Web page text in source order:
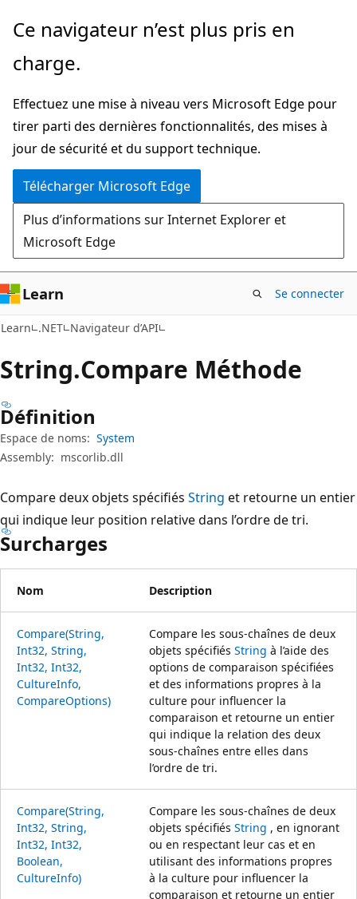
Passer
directement
au
principal
Passer
la
dans
la
page
Ce navigateur n’est plus pris en
charge.
Effectuez une mise à niveau vers Microsoft Edge pour
tirer parti des dernières fonctionnalités, des mises à
jour de sécurité et du support technique.
Télécharger Microsoft Edge
Plus d’informations sur Internet Explorer et
Microsoft Edge
Learn Se connecter
Learn .NET Navigateur d’API
String.Compare Méthode
Définition
Espace de noms: System
Assembly: mscorlib.dll
Compare deux objets spécifiés String et retourne un entier
qui indique leur position relative dans l’ordre de tri.
Surcharges
Nom Description
Compare(String,
Int32, String,
Int32, Int32,
CultureInfo,
CompareOptions)
Compare les sous-chaînes de deux
objets spécifiés String à l’aide des
options de comparaison spécifiées
et des informations propres à la
culture pour influencer la
comparaison et retourne un entier
qui indique la relation des deux
sous-chaînes entre elles dans
l’ordre de tri.
Compare(String,
Int32, String,
Int32, Int32,
Boolean,
CultureInfo)
Compare les sous-chaînes de deux
objets spécifiés String , en ignorant
ou en respectant leur cas et en
utilisant des informations propres
à la culture pour influencer la
comparaison et retourne un entier